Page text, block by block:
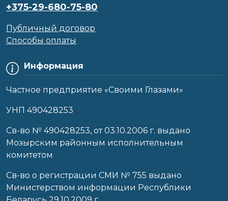
Информация
Частное предприятие «Своими Глазами»
УНП 490428253
Cв-во № 490428253, от 03.10.2006 г. выдано
Мозырским районным исполнительным
комитетом
Св-во о регистрации СМИ № 755 выдано
Министерством информации Республики
+375-29-680-75-80
Публичный договор
Способы оплаты